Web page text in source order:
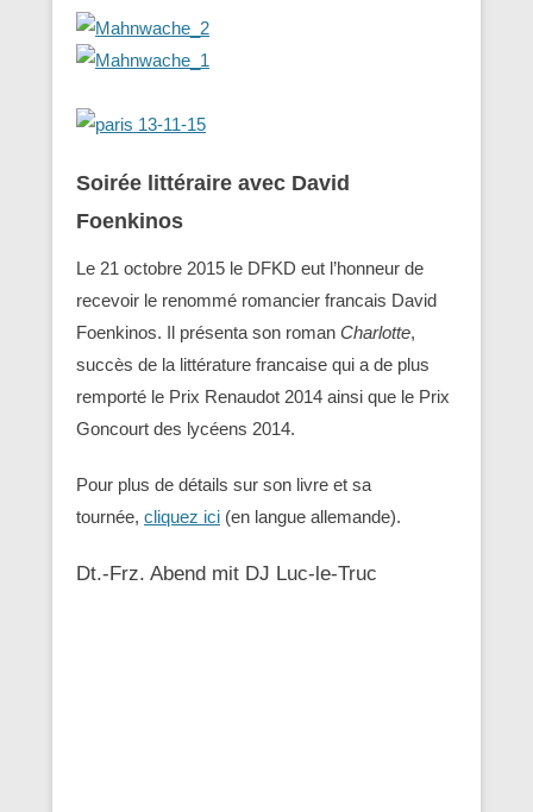
Soirée littéraire avec David
Foenkinos
Le 21 octobre 2015 le DFKD eut l’honneur de
recevoir le renommé romancier francais David
Foenkinos. Il présenta son roman Charlotte,
succès de la littérature francaise qui a de plus
remporté le Prix Renaudot 2014 ainsi que le Prix
Goncourt des lycéens 2014.
Pour plus de détails sur son livre et sa
tournée, cliquez ici (en langue allemande).
Dt.-Frz. Abend mit DJ Luc-le-Truc